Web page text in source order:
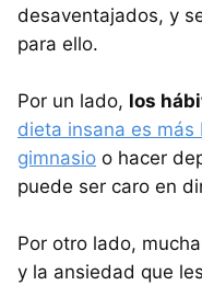
desaventajados, y
para ello.
Por un lado, los
dieta insana es más
gimnasio o hacer
puede ser caro en
Por otro lado,
y la ansiedad que